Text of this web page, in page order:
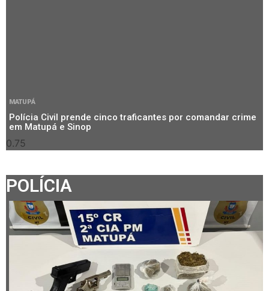
MATUPÁ
Polícia Civil prende cinco traficantes por comandar crime
em Matupá e Sinop
POLÍCIA